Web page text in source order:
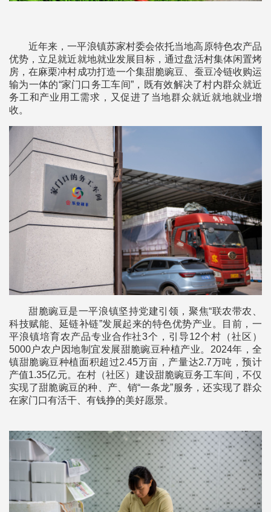
近年来，一平浪镇苏家村委会依托当地高原特色农产品
优势，立足就近就地就业发展目标，通过盘活村集体闲置烤
房，在麻栗冲村成功打造一个集甜脆豌豆、蚕豆冷链收购运
输为一体的“家门口务工车间”，既有效解决了村内群众就近
务工和产业用工需求，又促进了当地群众就近就地就业增
收。
甜脆豌豆是一平浪镇坚持党建引领，聚焦“联农带农、
科技赋能、延链补链”发展起来的特色优势产业。目前，一
平浪镇培育农产品专业合作社3个，引导12个村（社区）
5000户农户因地制宜发展甜脆豌豆种植产业。2024年，全
镇甜脆豌豆种植面积超过2.45万亩，产量达2.7万吨，预计
产值1.35亿元。在村（社区）建设甜脆豌豆务工车间，不仅
实现了甜脆豌豆的种、产、销“一条龙”服务，还实现了群众
在家门口有活干、有钱挣的美好愿景。